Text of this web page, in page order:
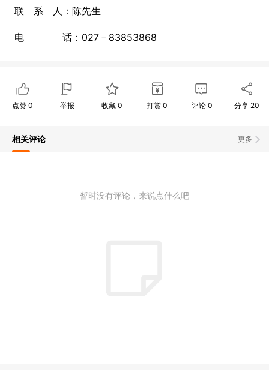
联 系 人：陈先生
电 话：027－83853868
点赞 0 举报 收藏0 打赏 0 评论 0 分享 20
更多
相关评论
暂时没有评论，来说点什么吧